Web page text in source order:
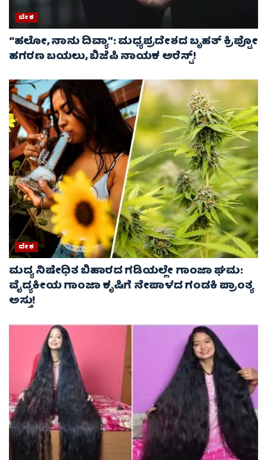
ದೇಶ
“ಹಲೋ, ನಾನು ದಿವ್ಯಾ”: ಮಧ್ಯಪ್ರದೇಶದ ಬೃಹತ್ ಕ್ರಿಪ್ಟೋ
ಹಗರಣ ಬಯಲು, ಬಿಜೆಪಿ ನಾಯಕ ಅರೆಸ್ಟ್!
ದೇಶ
ಮದ್ಯ ನಿಷೇಧಿತ ಬಿಹಾರದ ಗಡಿಯಲ್ಲೇ ಗಾಂಜಾ ಘಮ:
ವೈದ್ಯಕೀಯ ಗಾಂಜಾ ಕೃಷಿಗೆ ನೇಪಾಳದ ಗಂಡಕಿ ಪ್ರಾಂತ್ಯ
ಅಸ್ತು!